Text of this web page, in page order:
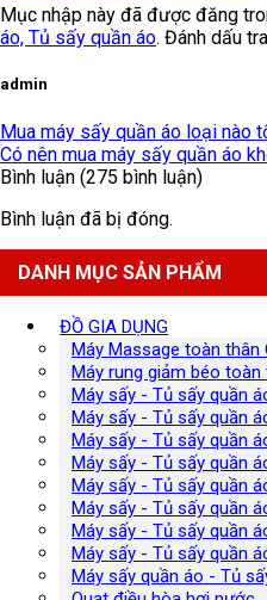
Mục nhập này đã được đăng
áo, Tủ sấy quần áo. Đánh dấu
admin
Mua máy sấy quần áo loại nào
Có nên mua máy sấy quần áo
Bình luận (275 bình luận)
Bình luận đã bị đóng.
DANH MỤC SẢN PHẨM
ĐỒ GIA DỤNG
Máy Massage toàn thân
Máy rung giảm béo toàn
Máy sấy - Tủ sấy quần
Máy sấy - Tủ sấy quần
Máy sấy - Tủ sấy quần
Máy sấy - Tủ sấy quần
Máy sấy - Tủ sấy quần
Máy sấy - Tủ sấy quần
Máy sấy - Tủ sấy quần
Máy sấy - Tủ sấy quần
Máy sấy quần áo - Tủ